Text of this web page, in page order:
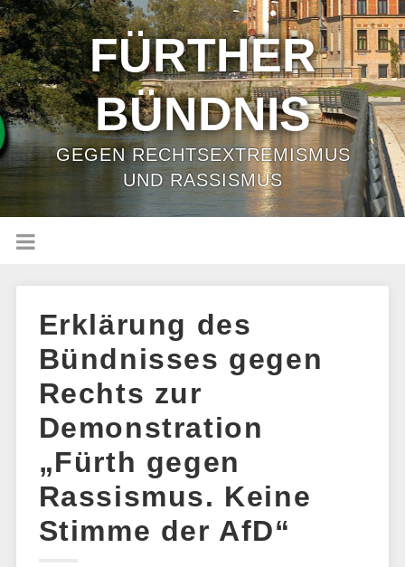
FÜRTHER
BÜNDNIS
GEGEN RECHTSEXTREMISMUS
UND RASSISMUS
Erklärung des
Bündnisses gegen
Rechts zur
Demonstration
„Fürth gegen
Rassismus. Keine
Stimme der AfD“